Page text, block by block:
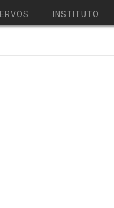
INSTITUTO